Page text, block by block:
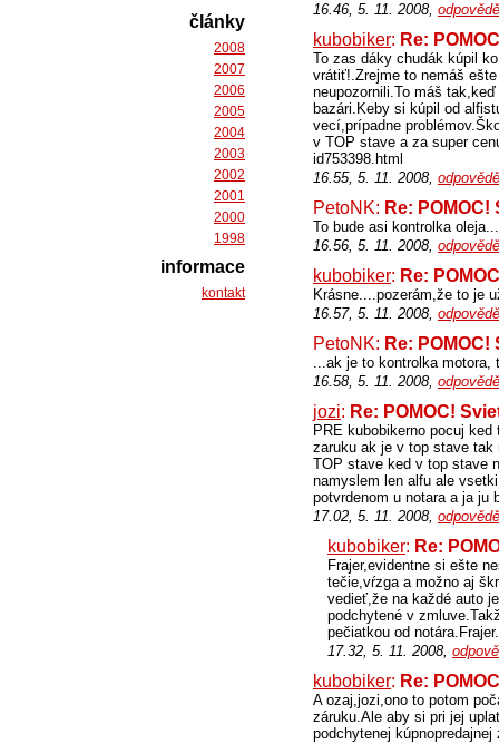
16.46, 5. 11. 2008,
kubobiker: Re:
To zas dáky chudák kúpil
vrátiť!.Zrejme to nemáš
neupozornili.To máš
bazári.Keby si kúpil od
vecí,prípadne
v TOP stave a za super
id753398.html
16.55, 5. 11. 2008,
PetoNK: Re:
To bude asi kontrolka
16.56, 5. 11. 2008,
kubobiker: Re:
Krásne....pozerám,že to je
16.57, 5. 11. 2008,
PetoNK: Re:
...ak je to kontrolka
16.58, 5. 11. 2008,
jozi: Re: POMOC!
PRE kubobikerno pocuj
zaruku ak je v top stave tak
TOP stave ked v top stave
namyslem len alfu ale
potvrdenom u notara a ja ju
17.02, 5. 11. 2008,
kubobiker: Re:
Frajer,evidentne si ešte
tečie,vŕzga a možno aj
vedieť,že na každé auto
podchytené v
pečiatkou od
17.32, 5. 11. 2008,
kubobiker: Re:
A ozaj,jozi,ono to potom
záruku.Ale aby si pri jej
podchytenej
články
2008
2007
2006
2005
2004
2003
2002
2001
2000
1998
informace
kontakt